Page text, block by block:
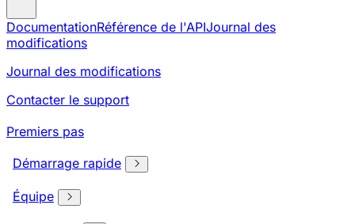
DocumentationRéférence de l'APIJournal des
modifications
Journal des modifications
Contacter le support
Premiers pas
Démarrage rapide
Équipe